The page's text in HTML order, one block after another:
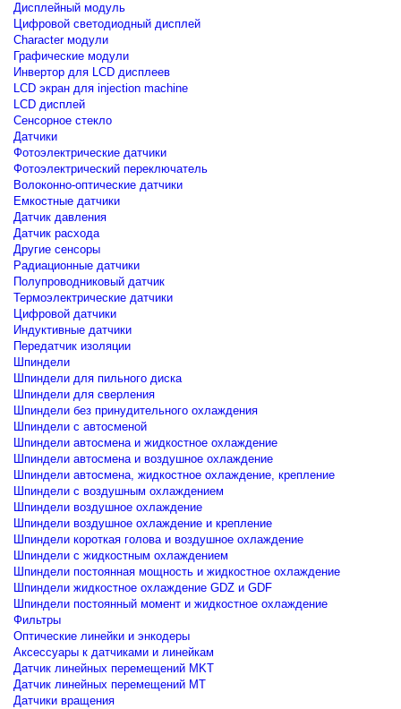
Дисплейный модуль
Цифровой светодиодный дисплей
Сharacter модули
Графические модули
Инвертор для LCD дисплеев
LCD экран для injection machine
LCD дисплей
Сенсорное стекло
Датчики
Фотоэлектрические датчики
Фотоэлектрический переключатель
Волоконно-оптические датчики
Емкостные датчики
Датчик давления
Датчик расхода
Другие сенсоры
Радиационные датчики
Полупроводниковый датчик
Термоэлектрические датчики
Цифровой датчики
Индуктивные датчики
Передатчик изоляции
Шпиндели
Шпиндели для пильного диска
Шпиндели для сверления
Шпиндели без принудительного охлаждения
Шпиндели с автосменой
Шпиндели автосмена и жидкостное охлаждение
Шпиндели автосмена и воздушное охлаждение
Шпиндели автосмена, жидкостное охлаждение, крепление
Шпиндели с воздушным охлаждением
Шпиндели воздушное охлаждение
Шпиндели воздушное охлаждение и крепление
Шпиндели короткая голова и воздушное охлаждение
Шпиндели с жидкостным охлаждением
Шпиндели постоянная мощность и жидкостное охлаждение
Шпиндели жидкостное охлаждение GDZ и GDF
Шпиндели постоянный момент и жидкостное охлаждение
Фильтры
Оптические линейки и энкодеры
Аксессуары к датчиками и линейкам
Датчик линейных перемещений MKT
Датчик линейных перемещений MT
Датчики вращения